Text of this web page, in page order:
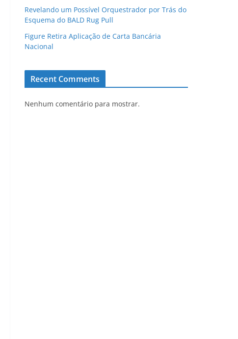
Revelando um Possível Orquestrador por Trás do
Esquema do BALD Rug Pull
Figure Retira Aplicação de Carta Bancária
Nacional
Recent Comments
Nenhum comentário para mostrar.